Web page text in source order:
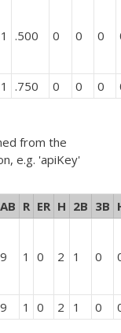
1 .500 0 0 0
1 .750 0 0 0
from the
e.g. 'apiKey'
AB R ER H 2B 3B
9 1 0 2 1 0
9 1 0 2 1 0